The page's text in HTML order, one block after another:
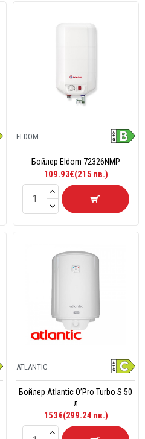
ELDOM
Бойлер Eldom 72326NMP
109.93€(215 лв.)
ATLANTIC
Бойлер Atlantic O’Pro Turbo S 50
л
153€(299.24 лв.)